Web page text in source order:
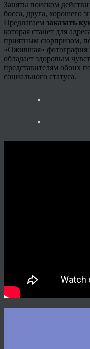
Заняты поиском
босса, друга, хорошего
Предлагаем заказать
которая станет для
приятным сюрпризом,
«Ожившая» фотография
обладает здоровым
представителям обоих
социального статуса.